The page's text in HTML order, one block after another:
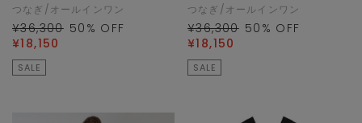
つなぎ/オールインワン
¥36,300 50 % OFF
¥18,150
SALE
つなぎ/オールインワン
¥36,300 50 % OFF
¥18,150
SALE